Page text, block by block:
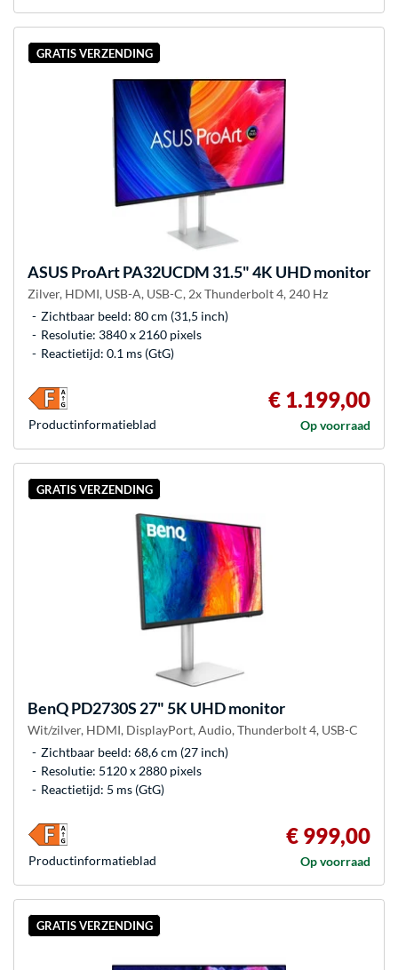
GRATIS VERZENDING
ASUS ProArt PA32UCDM 31.5" 4K UHD monitor
Zilver, HDMI, USB-A, USB-C, 2x Thunderbolt 4, 240 Hz
Zichtbaar beeld: 80 cm (31,5 inch)
Resolutie: 3840 x 2160 pixels
Reactietijd: 0.1 ms (GtG)
€ 1.199,00
Op voorraad
Product­informatieblad
GRATIS VERZENDING
BenQPD2730S 27" 5K UHD monitor
Wit/zilver, HDMI, DisplayPort, Audio, Thunderbolt 4, USB-C
Zichtbaar beeld: 68,6 cm (27 inch)
Resolutie: 5120 x 2880 pixels
Reactietijd: 5 ms (GtG)
€ 999,00
Op voorraad
Product­informatieblad
GRATIS VERZENDING